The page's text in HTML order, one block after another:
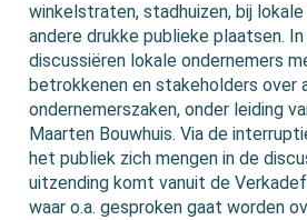
winkelstraten, stadhuizen, bij
andere drukke publieke plaatsen.
discussiëren lokale ondernemers
betrokkenen en stakeholders over
ondernemerszaken, onder leiding
Maarten Bouwhuis. Via de
het publiek zich mengen in de
uitzending komt vanuit de
waar o.a. gesproken gaat worden